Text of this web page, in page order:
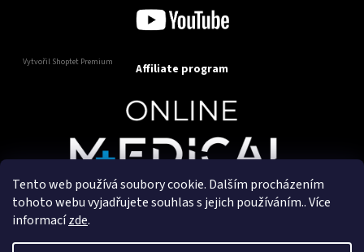
Tento web používá soubory cookie. Dalším procházením
tohoto webu vyjadřujete souhlas s jejich používáním.. Více
informacízde.
Vytvořil Shoptet Premium Affiliate program
Copyright 2025OnlineMedical.cz. Všechna práva
vyhrazena.
Vytvořil a marketingově zajišťuje